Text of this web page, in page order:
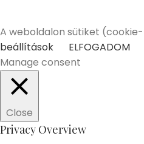
A weboldalon sütiket
beállítások
ELFOGADOM
Manage consent
Close
Privacy Overview